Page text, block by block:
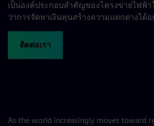
เป็นองค์ประกอบสำคัญของโครงข่ายไฟฟ้า
ว่าการจัดหาเงินทุนสร้างความแตกต่างได้อ
ติดต่อเรา
As the world increasingly moves toward